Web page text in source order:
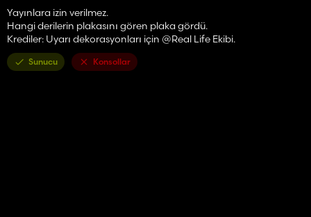
Yayınlara izin verilmez.
Hangi derilerin plakasını gören plaka gördü.
Krediler: Uyarı dekorasyonları için @Real Life Ekibi.
Sunucu Konsollar